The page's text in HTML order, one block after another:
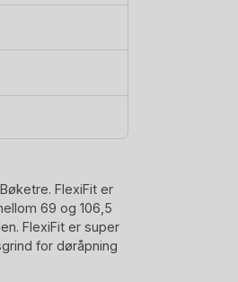
FlexiFit er
69 og 106,5
FlexiFit er super
for døråpning